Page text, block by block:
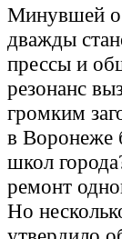
Минувшей
дважды
прессы и
резонанс
громким
в Воронеже
школ
ремонт
Но